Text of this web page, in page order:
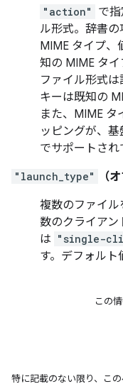
"action"
で
ル形式。辞書の
MIME タイプ、
知の MIME タ
ファイル形式
キーは既知の
また、MIME
ッピングが、
でサポートされ
"launch_type"
（
複数のファイ
数のクライアン
は "single-
す。デフォルト
この
特に記載のない限り、こ